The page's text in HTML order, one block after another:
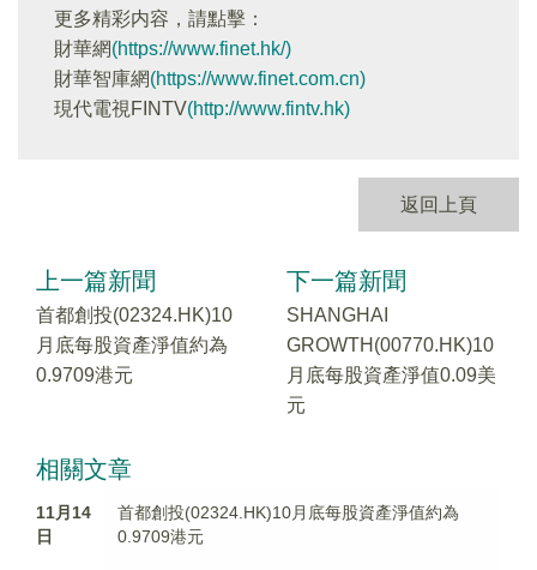
更多精彩内容，請點擊：
財華網(https://www.finet.hk/)
財華智庫網(https://www.finet.com.cn)
現代電視FINTV(http://www.fintv.hk)
返回上頁
上一篇新聞
首都創投(02324.HK)10
月底每股資產淨值約為
0.9709港元
下一篇新聞
SHANGHAI
GROWTH(00770.HK)10
月底每股資產淨值0.09美
元
相關文章
11月14
日
首都創投(02324.HK)10月底每股資產淨值約為
0.9709港元